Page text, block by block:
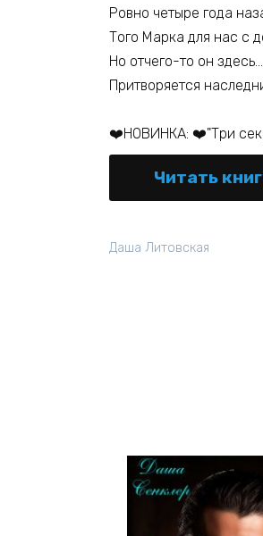
Ровно четыре года
Того Марка для нас с
Но отчего-то он
Притворяется
❤️НОВИНКА: ❤️"Три
Читать
Даша Литовская